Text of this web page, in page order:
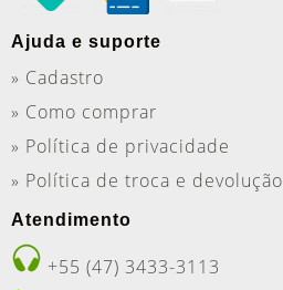
Ajuda e suporte
» Cadastro
» Como comprar
» Política de privacidade
» Política de troca e devolução
Atendimento
+55 (47) 3433-3113